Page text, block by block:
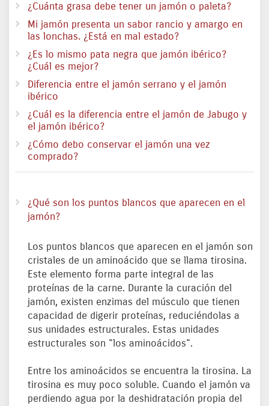
¿Cuánta grasa debe tener un jamón o paleta?
Mi jamón presenta un sabor rancio y amargo en
las lonchas. ¿Está en mal estado?
¿Es lo mismo pata negra que jamón ibérico?
¿Cuál es mejor?
Diferencia entre el jamón serrano y el jamón
ibérico
¿Cuál es la diferencia entre el jamón de Jabugo y
el jamón ibérico?
¿Cómo debo conservar el jamón una vez
comprado?
¿Qué son los puntos blancos que aparecen en el
jamón?
Los puntos blancos que aparecen en el jamón son
cristales de un aminoácido que se llama tirosina.
Este elemento forma parte integral de las
proteínas de la carne. Durante la curación del
jamón, existen enzimas del músculo que tienen
capacidad de digerir proteínas, reduciéndolas a
sus unidades estructurales. Estas unidades
estructurales son "los aminoácidos".
Entre los aminoácidos se encuentra la tirosina. La
tirosina es muy poco soluble. Cuando el jamón va
perdiendo agua por la deshidratación propia del